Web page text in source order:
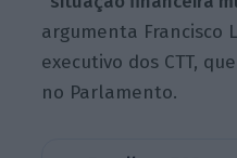
argumenta Francisco
executivo dos CTT,
no Parlamento.